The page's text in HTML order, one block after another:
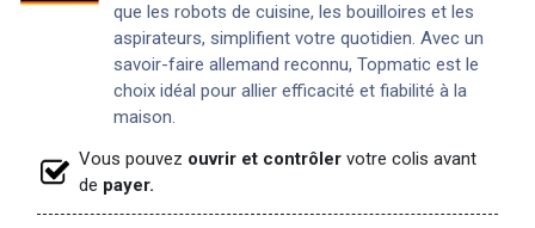
que les robots de cuisine, les bouilloires et les
aspirateurs, simplifient votre quotidien. Avec un
savoir-faire allemand reconnu, Topmatic est le
choix idéal pour allier efficacité et fiabilité à la
maison.
Vous pouvez ouvrir et contrôler votre colis avant
de payer.